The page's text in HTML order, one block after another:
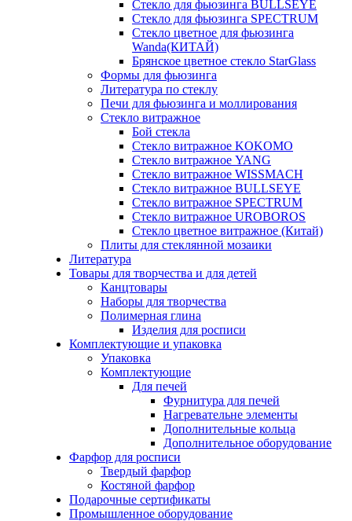
Стекло для фьюзинга BULLSEYE
Стекло для фьюзинга SPECTRUM
Стекло цветное для фьюзинга
Wanda(КИТАЙ)
Брянское цветное стекло StarGlass
Формы для фьюзинга
Литература по стеклу
Печи для фьюзинга и моллирования
Стекло витражное
Бой стекла
Стекло витражное KOKOMO
Стекло витражное YANG
Стекло витражное WISSMACH
Стекло витражное BULLSEYE
Стекло витражное SPECTRUM
Стекло витражное UROBOROS
Стекло цветное витражное (Китай)
Плиты для стеклянной мозаики
Литература
Товары для творчества и для детей
Канцтовары
Наборы для творчества
Полимерная глина
Изделия для росписи
Комплектующие и упаковка
Упаковка
Комплектующие
Для печей
Фурнитура для печей
Нагревательне элементы
Дополнительные кольца
Дополнительное оборудование
Фарфор для росписи
Твердый фарфор
Костяной фарфор
Подарочные сертификаты
Промышленное оборудование